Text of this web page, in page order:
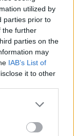
utilized by
parties prior to
the further
parties on the
may
IAB’s List of
it to other